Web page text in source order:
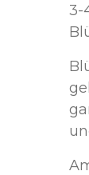
3-